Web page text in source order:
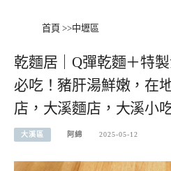
首頁 >>中壢區
乾麵居｜Q彈乾麵＋特
必吃！豬肝湯鮮嫩，在
店，大溪麵店，大溪小
大溪區 阿綿 2025-05-12